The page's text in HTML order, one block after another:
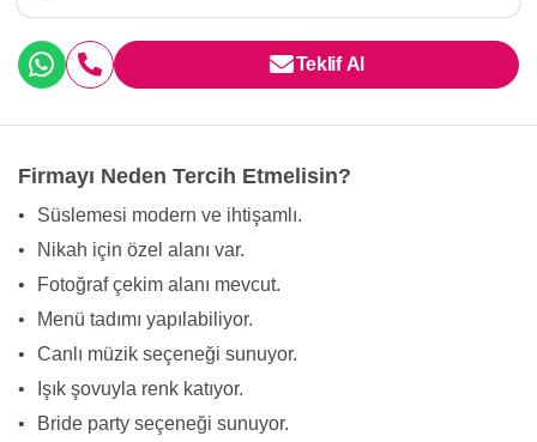
Teklif Al
Firmayı Neden Tercih Etmelisin?
•
Süslemesi modern ve ihtişamlı.
•
Nikah için özel alanı var.
•
Fotoğraf çekim alanı mevcut.
•
Menü tadımı yapılabiliyor.
•
Canlı müzik seçeneği sunuyor.
•
Işık şovuyla renk katıyor.
•
Bride party seçeneği sunuyor.